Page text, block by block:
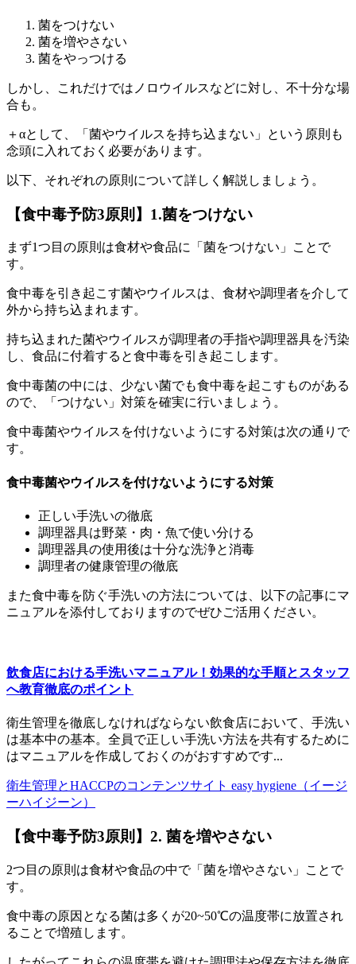
菌をつけない
菌を増やさない
菌をやっつける
しかし、これだけではノロウイルスなどに対し、不十分な場
合も。
＋αとして、
「菌やウイルスを持ち込まない」という原則も
念頭に入れておく 必要があります。
以下、それぞれの原則について詳しく解説しましょう。
【食中毒予防3原則】1.菌をつけない
まず1つ目の原則は食材や食品に「菌をつけない」ことで
す。
食中毒を引き起こす菌やウイルスは、食材や調理者を介して
外から持ち込まれます。
持ち込まれた菌やウイルスが調理者の手指や調理器具を汚染
し、食品に付着すると食中毒を引き起こします。
食中毒菌の中には、少ない菌でも食中毒を起こすものがある
ので、「つけない」対策を確実に行いましょう。
食中毒菌やウイルスを付けないようにする対策は次の通りで
す。
食中毒菌やウイルスを付けないようにする対策
正しい手洗いの徹底
調理器具は野菜・肉・魚で使い分ける
調理器具の使用後は十分な洗浄と消毒
調理者の健康管理の徹底
また食中毒を防ぐ手洗いの方法については、以下の記事にマ
ニュアルを添付しておりますのでぜひご活用ください。
飲食店における手洗いマニュアル！効果的な手順とスタッフ
へ教育徹底のポイント
衛生管理を徹底しなければならない飲食店において、手洗い
は基本中の基本。全員で正しい手洗い方法を共有するために
はマニュアルを作成しておくのがおすすめです...
衛生管理とHACCPのコンテンツサイト easy hygiene（イージ
ーハイジーン）
【食中毒予防3原則】2. 菌を増やさない
2つ目の原則は食材や食品の中で「菌を増やさない」ことで
す。
食中毒の原因となる菌は多くが20~50℃の温度帯に放置され
ることで増殖 します。